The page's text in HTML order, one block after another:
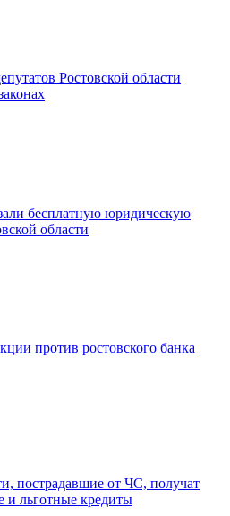
Ростовской области
бесплатную юридическую
области
против ростовского банка
пострадавшие от ЧС, получат
и льготные кредиты